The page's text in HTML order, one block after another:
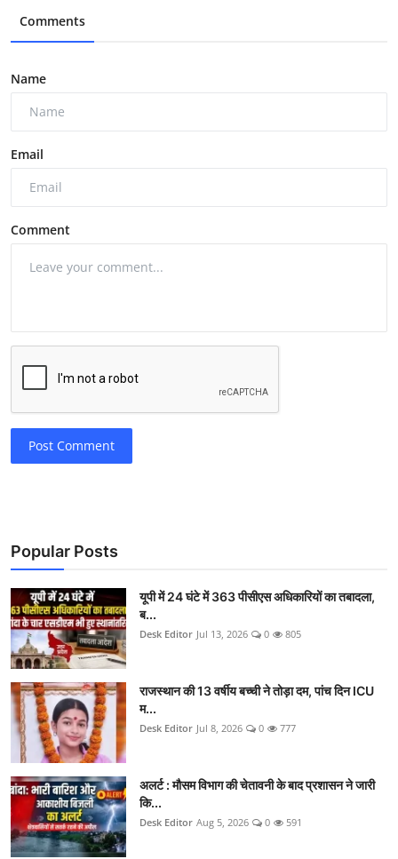
Comments
Name
Email
Comment
Post Comment
Popular Posts
यूपी में 24 घंटे में 363 पीसीएस अधिकारियों का तबादला,
ब...
Desk Editor Jul 13, 2026 0 805
राजस्थान की 13 वर्षीय बच्ची ने तोड़ा दम, पांच दिन ICU
म...
Desk Editor Jul 8, 2026 0 777
अलर्ट : मौसम विभाग की चेतावनी के बाद प्रशासन ने जारी
कि...
Desk Editor Aug 5, 2026 0 591